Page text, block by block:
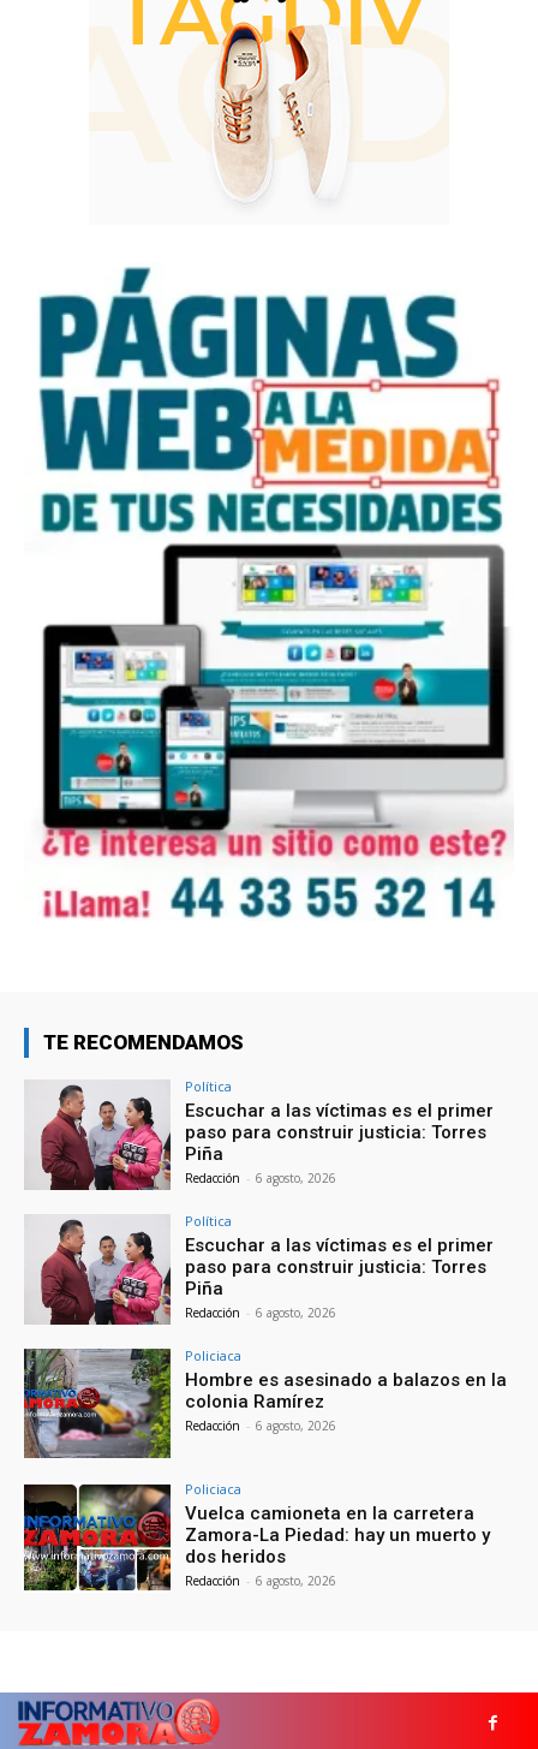
TE RECOMENDAMOS
Política
Escuchar a las víctimas es el primer
paso para construir justicia: Torres
Piña
Redacción - 6 agosto, 2026
Política
Escuchar a las víctimas es el primer
paso para construir justicia: Torres
Piña
Redacción - 6 agosto, 2026
Policiaca
Hombre es asesinado a balazos en la
colonia Ramírez
Redacción - 6 agosto, 2026
Policiaca
Vuelca camioneta en la carretera
Zamora-La Piedad: hay un muerto y
dos heridos
Redacción - 6 agosto, 2026